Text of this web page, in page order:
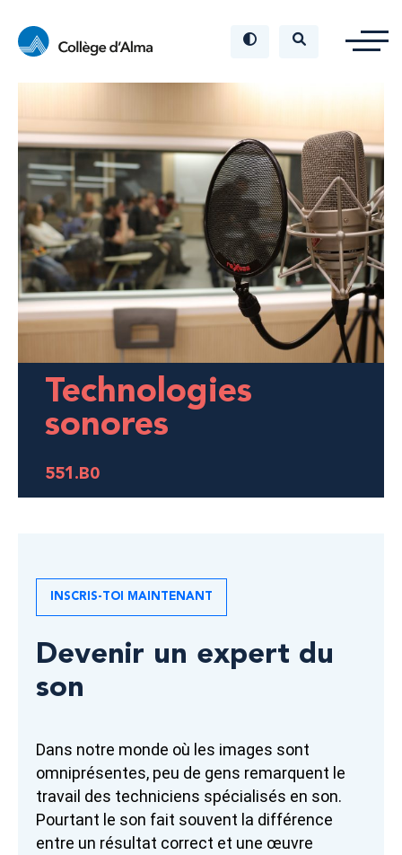
Technologies
sonores
551.B0
INSCRIS-TOI MAINTENANT
Devenir un expert du
son
Dans notre monde où les images sont
omniprésentes, peu de gens remarquent le
travail des techniciens spécialisés en son.
Pourtant le son fait souvent la différence
entre un résultat correct et une œuvre